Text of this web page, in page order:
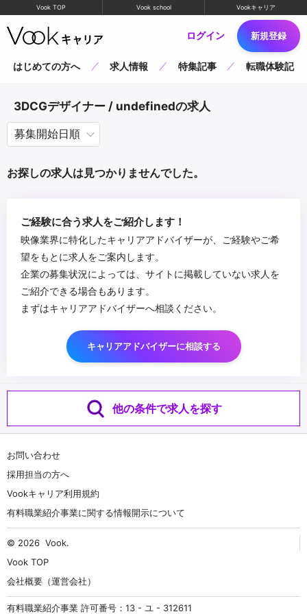
Vook TOP Vook school Vookキャリア
ログイン 新規登録
はじめての方へ 求人情報 特集記事 転職体験記
3DCGデザイナー / undefinedの求人
お探しの求人は見つかりませんでした。
ご経験に合う求人をご紹介します！
映像業界に特化したキャリアアドバイザーが、ご経験やご希
望をもとに求人をご案内します。
企業の募集状況によっては、サイトに掲載していない求人を
ご紹介できる場合もあります。
まずはキャリアアドバイザーへ相談ください。
キャリアアドバイザーに相談する
他の条件で求人を探す
お問い合わせ
採用担当の方へ
Vookキャリア利用規約
有料職業紹介事業に関する情報開示について
© 2026 Vook.
Vook TOP
会社概要（運営会社）
有料職業紹介事業 許可番号：13 - ユ - 312611